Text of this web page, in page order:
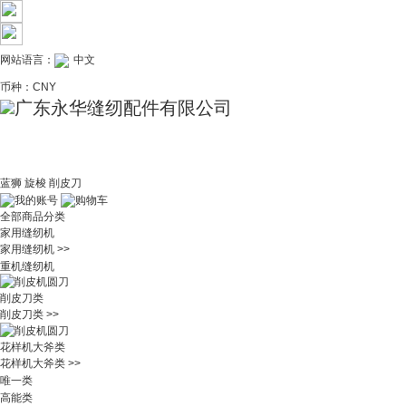
网站语言： 中文
币种： CNY
蓝狮 旋梭 削皮刀
我的账号
购物车
全部商品分类
家用缝纫机
家用缝纫机 >>
重机缝纫机
削皮刀类
削皮刀类 >>
花样机大斧类
花样机大斧类 >>
唯一类
高能类